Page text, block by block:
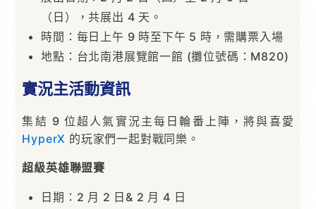
（日），共展出 4 天。
時間：每日上午 9 時至下午 5 時，需購票入場
地點：台北南港展覽館一館 (攤位號碼：M820)
實況主活動資訊
集結 9 位超人氣實況主每日輪番上陣，將與喜愛
HyperX 的玩家們一起對戰同樂。
超級英雄聯盟賽
日期：2 月 2 日& 2 月 4 日